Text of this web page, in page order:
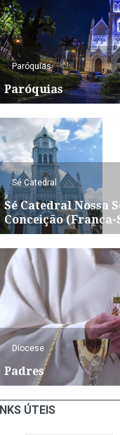
Paróquias
Paróquias
Sé Catedral
Sé Catedral Nossa
Conceição (Franca-
Diocese
Padres
ÚTEIS